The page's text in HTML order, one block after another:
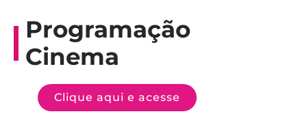
Programação
Cinema
Clique aqui e acesse